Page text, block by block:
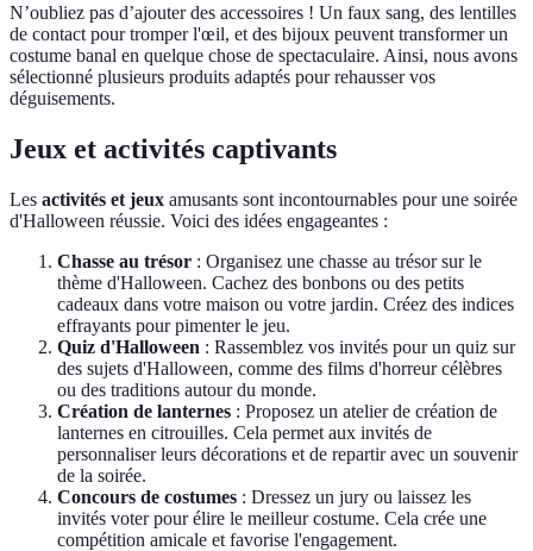
N’oubliez pas d’ajouter des accessoires ! Un faux sang, des lentilles
de contact pour tromper l'œil, et des bijoux peuvent transformer un
costume banal en quelque chose de spectaculaire. Ainsi, nous avons
sélectionné plusieurs produits adaptés pour rehausser vos
déguisements.
Jeux et activités captivants
Les activités et jeux amusants sont incontournables pour une soirée
d'Halloween réussie. Voici des idées engageantes :
Chasse au trésor : Organisez une chasse au trésor sur le
thème d'Halloween. Cachez des bonbons ou des petits
cadeaux dans votre maison ou votre jardin. Créez des indices
effrayants pour pimenter le jeu.
Quiz d'Halloween : Rassemblez vos invités pour un quiz sur
des sujets d'Halloween, comme des films d'horreur célèbres
ou des traditions autour du monde.
Création de lanternes : Proposez un atelier de création de
lanternes en citrouilles. Cela permet aux invités de
personnaliser leurs décorations et de repartir avec un souvenir
de la soirée.
Concours de costumes : Dressez un jury ou laissez les
invités voter pour élire le meilleur costume. Cela crée une
compétition amicale et favorise l'engagement.